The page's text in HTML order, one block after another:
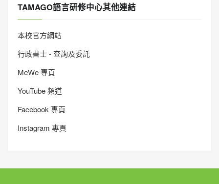
TAMAGO語言研修中心其他連結
本校官方網站
行政書士 - 查詢及委託
MeWe 專頁
YouTube 頻道
Facebook 專頁
Instagram 專頁